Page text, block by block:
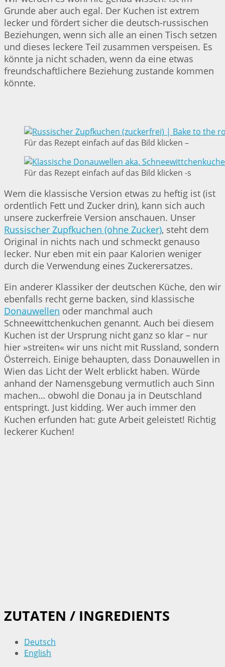
Grunde aber auch egal. Der Kuchen ist extrem
lecker und fördert sicher die deutsch-russischen
Beziehungen, wenn sich alle an einen Tisch setzen
und dieses leckere Teil zusammen verspeisen. Es
könnte ja nicht schaden, wenn da eine etwas
freundschaftlichere Beziehung zustande kommen
könnte.
Für das Rezept einfach auf das Bild klicken –
Für das Rezept einfach auf das Bild klicken -s
Wem die klassische Version etwas zu heftig ist (ist
ordentlich Fett und Zucker drin), kann sich auch
unsere zuckerfreie Version anschauen. Unser
Russischer Zupfkuchen (ohne Zucker), steht dem
Original in nichts nach und schmeckt genauso
lecker. Nur eben mit ein paar Kalorien weniger
durch die Verwendung eines Zuckerersatzes.
Ein anderer Klassiker der deutschen Küche, den wir
ebenfalls recht gerne backen, sind klassische
Donauwellen oder manchmal auch
Schneewittchenkuchen genannt. Auch bei diesem
Kuchen ist der Ursprung nicht ganz so klar – nur
hier »streiten« wir uns nicht mit Russland, sondern
Österreich. Einige behaupten, dass Donauwellen in
Wien das Licht der Welt erblickt haben. Würde
anhand der Namensgebung vermutlich auch Sinn
machen… obwohl die Donau ja in Deutschland
entspringt. Just kidding. Wer auch immer den
Kuchen erfunden hat: gute Arbeit geleistet! Richtig
leckerer Kuchen!
ZUTATEN / INGREDIENTS
Deutsch
English